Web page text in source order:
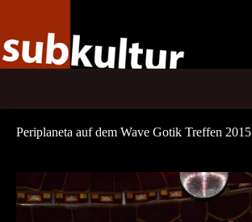
Periplaneta auf dem Wave Gotik Treffen 2015